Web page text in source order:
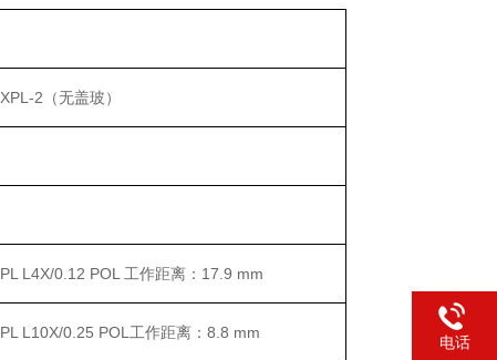
XPL-2（无盖玻）
PL L4X/0.12 POL 工作距离：17.9 mm
PL L10X/0.25 POL工作距离：8.8 mm
电话